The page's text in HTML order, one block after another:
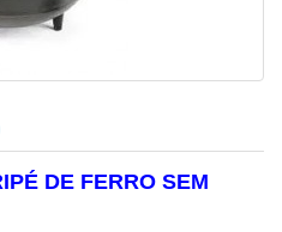
DE FERRO SEM